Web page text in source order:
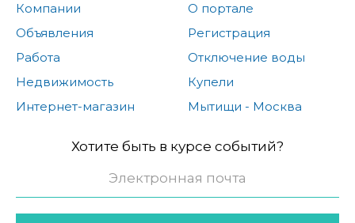
Компании
Объявления
Работа
Недвижимость
Интернет-магазин
О портале
Регистрация
Отключение воды
Купели
Мытищи - Москва
Хотите быть в курсе событий?